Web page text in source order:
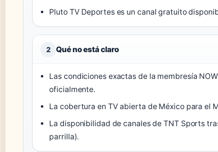
Pluto TV Deportes es un canal gratuito
2 Qué no está claro
Las condiciones exactas de la membresía
oficialmente.
La cobertura en TV abierta de México para el
La disponibilidad de canales de TNT Sports
parrilla).